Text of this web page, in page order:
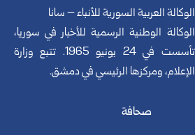
الوكالة العربية السورية للأنباء – سانا
الوكالة الوطنية الرسمية للأخبار في سوريا،
تأسست في 24 يونيو 1965. تتبع وزارة
الإعلام، ومركزها الرئيسي في دمشق.
صحافة